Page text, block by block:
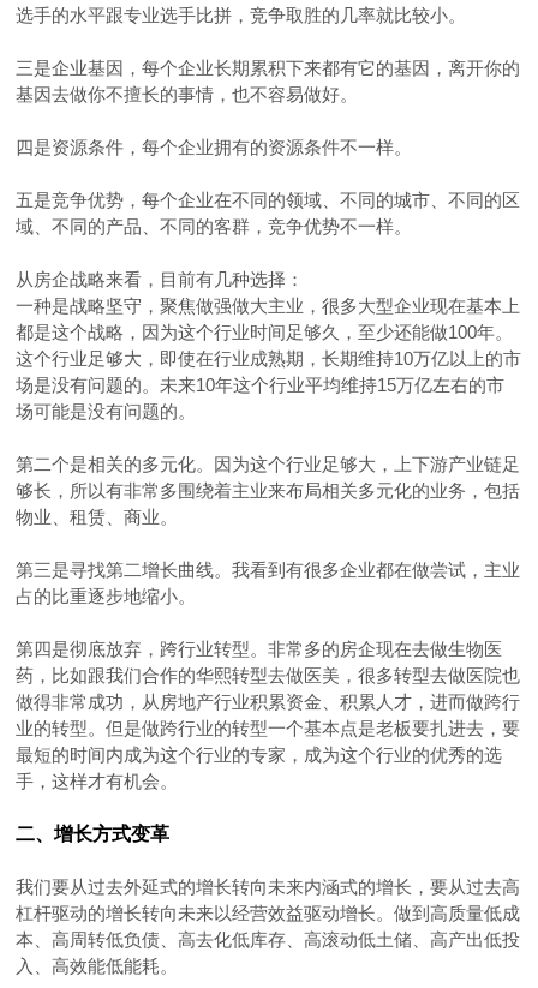
选手的水平跟专业选手比拼，竞争取胜的几率就比较小。
三是企业基因，每个企业长期累积下来都有它的基因，离开你的
基因去做你不擅长的事情，也不容易做好。
四是资源条件，每个企业拥有的资源条件不一样。
五是竞争优势，每个企业在不同的领域、不同的城市、不同的区
域、不同的产品、不同的客群，竞争优势不一样。
从房企战略来看，目前有几种选择：
一种是战略坚守，聚焦做强做大主业，很多大型企业现在基本上
都是这个战略，因为这个行业时间足够久，至少还能做100年。
这个行业足够大，即使在行业成熟期，长期维持10万亿以上的市
场是没有问题的。未来10年这个行业平均维持15万亿左右的市
场可能是没有问题的。
第二个是相关的多元化。因为这个行业足够大，上下游产业链足
够长，所以有非常多围绕着主业来布局相关多元化的业务，包括
物业、租赁、商业。
第三是寻找第二增长曲线。我看到有很多企业都在做尝试，主业
占的比重逐步地缩小。
第四是彻底放弃，跨行业转型。非常多的房企现在去做生物医
药，比如跟我们合作的华熙转型去做医美，很多转型去做医院也
做得非常成功，从房地产行业积累资金、积累人才，进而做跨行
业的转型。但是做跨行业的转型一个基本点是老板要扎进去，要
最短的时间内成为这个行业的专家，成为这个行业的优秀的选
手，这样才有机会。
二、增长方式变革
我们要从过去外延式的增长转向未来内涵式的增长，要从过去高
杠杆驱动的增长转向未来以经营效益驱动增长。做到高质量低成
本、高周转低负债、高去化低库存、高滚动低土储、高产出低投
入、高效能低能耗。